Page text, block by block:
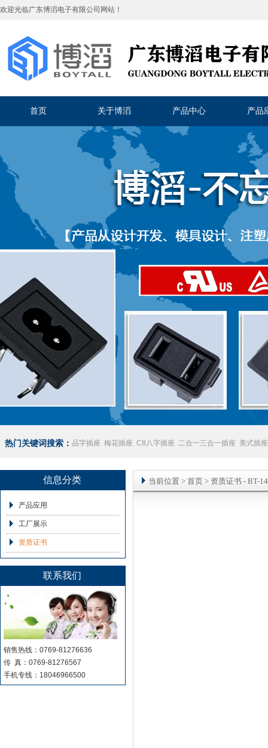
欢迎光临广东博滔电子有限公司 网站！
首页 关于博滔 产品中心 产品
热门关键词搜索： 品字插座 梅花插座 C8八字插座 二合一三合一插座 美式插座
信息分类
产品应用
工厂展示
资质证书
联系我们
销售热线：0769-81276636
传 真：0769-81276567
手机专线：18046966500
当前位置 > 首页 > 资质证书 - BT-